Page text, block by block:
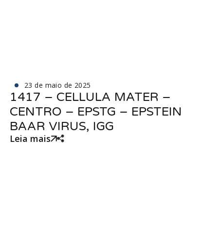
23 de maio de 2025
1417 – CELLULA MATER –
CENTRO – EPSTG – EPSTEIN
BAAR VIRUS, IGG
Leia mais